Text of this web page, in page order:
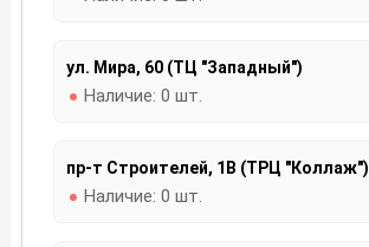
ул. Мира, 60 (ТЦ "Западный")
Наличие: 0 шт.
пр-т Строителей, 1В (ТРЦ "Коллаж")
Наличие: 0 шт.